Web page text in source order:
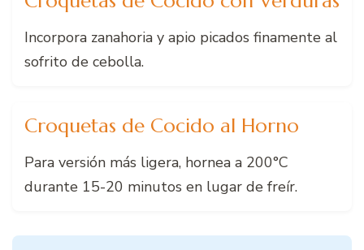
Incorpora zanahoria y apio picados finamente al
sofrito de cebolla.
Croquetas de Cocido al Horno
Para versión más ligera, hornea a 200°C
durante 15-20 minutos en lugar de freír.